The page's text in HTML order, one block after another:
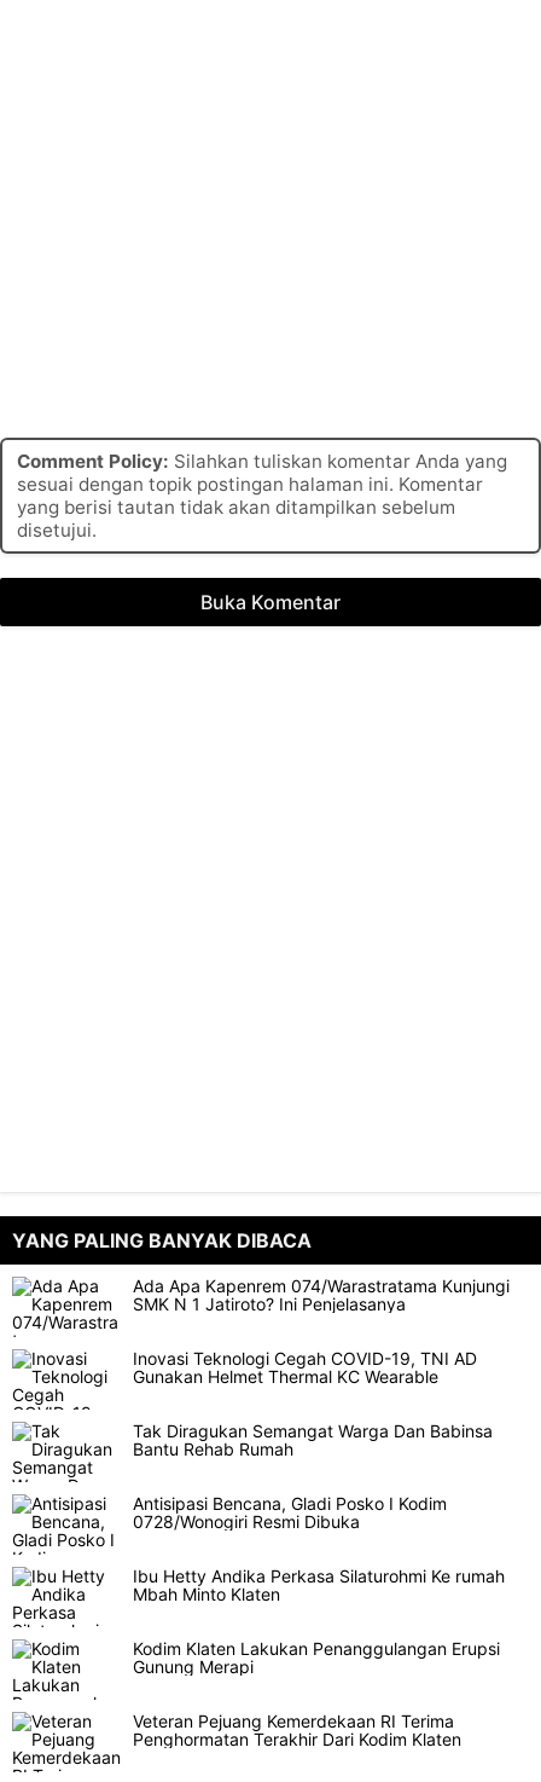
Comment Policy: Silahkan tuliskan komentar Anda yang
sesuai dengan topik postingan halaman ini. Komentar
yang berisi tautan tidak akan ditampilkan sebelum
disetujui.
Buka Komentar
YANG PALING BANYAK DIBACA
Ada Apa Kapenrem 074/Warastratama Kunjungi
SMK N 1 Jatiroto? Ini Penjelasanya
Inovasi Teknologi Cegah COVID-19, TNI AD
Gunakan Helmet Thermal KC Wearable
Tak Diragukan Semangat Warga Dan Babinsa
Bantu Rehab Rumah
Antisipasi Bencana, Gladi Posko I Kodim
0728/Wonogiri Resmi Dibuka
Ibu Hetty Andika Perkasa Silaturohmi Ke rumah
Mbah Minto Klaten
Kodim Klaten Lakukan Penanggulangan Erupsi
Gunung Merapi
Veteran Pejuang Kemerdekaan RI Terima
Penghormatan Terakhir Dari Kodim Klaten